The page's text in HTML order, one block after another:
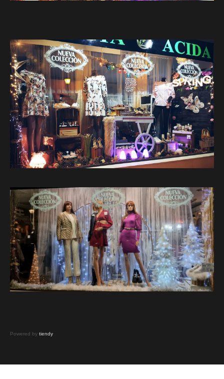
Powered by tiendy